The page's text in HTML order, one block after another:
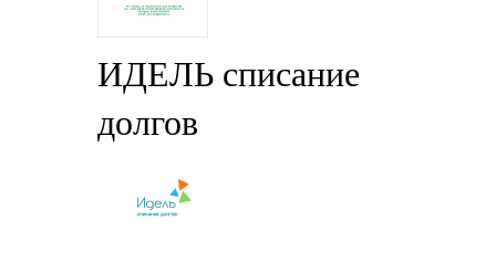
ИДЕЛЬ списание
долгов